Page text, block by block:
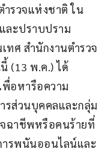
ำรวจแห่งชาติ ใน
ละปราบปราม
ทศ สำนักงานตำรวจ
(13 พ.ค.) ได้
พื่อหารือความ
รส่วนบุคคลและกลุ่ม
ฉาชีพหรือคนร้ายที่
รพนันออนไลน์และ